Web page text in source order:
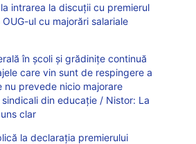
intrarea la discuții cu premierul
ul cu majorări salariale
în școli și grădinițe continuă
care vin sunt de respingere a
nu prevede nicio majorare
din educație / Nistor: La
clar
la declarația premierului